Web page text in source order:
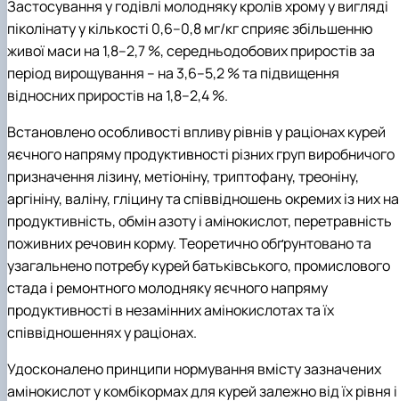
Застосування у годівлі молодняку кролів хрому у вигляді
піколінату у кількості 0,6–0,8 мг/кг сприяє збільшенню
живої маси на 1,8–2,7 %, середньодобових приростів за
період вирощування – на 3,6–5,2 % та підвищення
відносних приростів на 1,8–2,4 %.
Встановлено особливості впливу рівнів у раціонах курей
яєчного напряму продуктивності різних груп виробничого
призначення лізину, метіоніну, триптофану, треоніну,
аргініну, валіну, гліцину та співвідношень окремих із них на
продуктивність, обмін азоту і амінокислот, перетравність
поживних речовин корму. Теоретично обґрунтовано та
узагальнено потребу курей батьківського, промислового
стада і ремонтного молодняку яєчного напряму
продуктивності в незамінних амінокислотах та їх
співвідношеннях у раціонах.
Удосконалено принципи нормування вмісту зазначених
амінокислот у комбікормах для курей залежно від їх рівня і